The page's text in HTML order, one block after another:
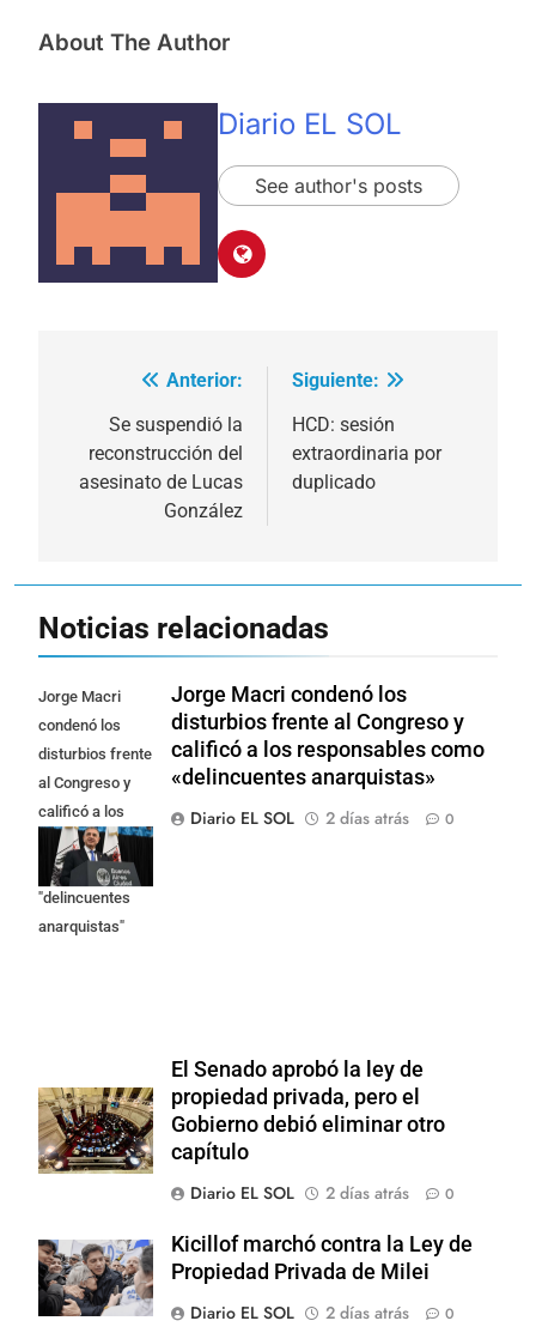
About The Author
Diario EL SOL
See author's posts
Navegación
entradas
Anterior:
Se suspendió la
reconstrucción del
asesinato de Lucas
González
Siguiente:
HCD: sesión
extraordinaria por
duplicado
Noticias relacionadas
Jorge Macri
condenó los
disturbios frente
al Congreso y
calificó a los
responsables
como
"delincuentes
anarquistas"
Jorge Macri condenó los
disturbios frente al Congreso y
calificó a los responsables como
«delincuentes anarquistas»
Diario EL SOL
2 días atrás 0
El Senado aprobó la ley de
propiedad privada, pero el
Gobierno debió eliminar otro
capítulo
Diario EL SOL
2 días atrás 0
Kicillof marchó contra la Ley de
Propiedad Privada de Milei
Diario EL SOL
2 días atrás 0